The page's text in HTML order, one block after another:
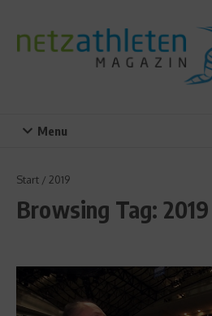
Menu
Start / 2019
Browsing Tag: 2019